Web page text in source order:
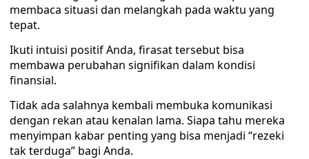
membaca situasi dan melangkah pada waktu yang
tepat.
Ikuti intuisi positif Anda, firasat tersebut bisa
membawa perubahan signifikan dalam kondisi
finansial.
Tidak ada salahnya kembali membuka komunikasi
dengan rekan atau kenalan lama. Siapa tahu mereka
menyimpan kabar penting yang bisa menjadi “rezeki
tak terduga” bagi Anda.